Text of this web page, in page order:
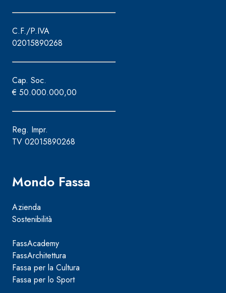
Sistema ISOLAMENTO TERMICO FASSATHERM
A 96 RESPHIRA
Collante-rasante alleggerito, fibrato, con calce
C.F./P.IVA
02015890268
Cap. Soc.
€ 50.000.000,00
Reg. Impr.
TV 02015890268
Mondo Fassa
Azienda
Sostenibilità
FassAcademy
FassArchitettura
Fassa per la Cultura
Fassa per lo Sport